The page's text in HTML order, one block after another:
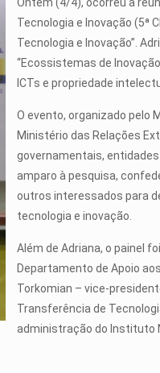
Tecnologia e Inovação (5ª
Tecnologia e Inovação”.
“Ecossistemas de
ICTs e propriedade
O evento, organizado pelo
Ministério das Relações
governamentais,
amparo à pesquisa,
outros interessados para
tecnologia e inovação.
Além de Adriana, o painel
Departamento de Apoio
Torkomian – vice-
Transferência de
administração do Instituto